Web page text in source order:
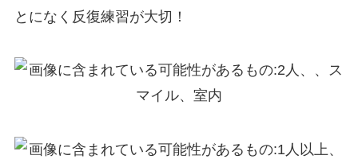
とになく反復練習が大切！